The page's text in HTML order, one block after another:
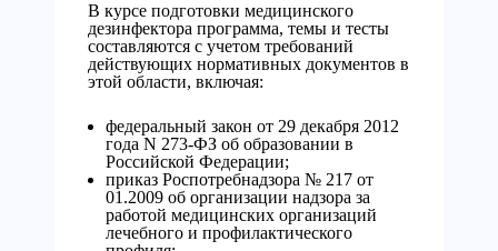
В курсе подготовки медицинского
дезинфектора программа, темы и тесты
составляются с учетом требований
действующих нормативных документов в
этой области, включая:
федеральный закон от 29 декабря 2012
года N 273-ФЗ об образовании в
Российской Федерации;
приказ Роспотребнадзора № 217 от
01.2009 об организации надзора за
работой медицинских организаций
лечебного и профилактического